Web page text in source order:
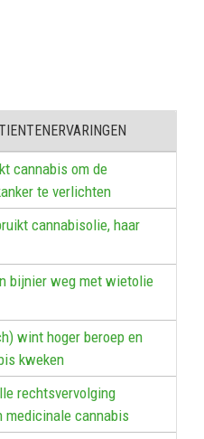
cannabis om de
te verlichten
cannabisolie, haar
bijnier weg met wietolie
wint hoger beroep en
kweken
rechtsvervolging
medicinale cannabis